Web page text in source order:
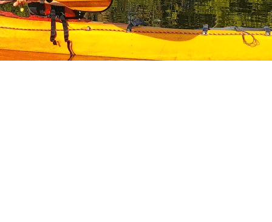
?>
Images de la page d'accueil
Cliquez pour éditer